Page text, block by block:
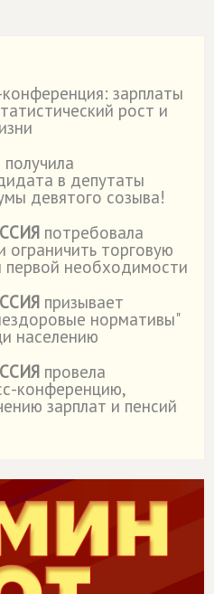
зарплаты
рост и
в депутаты
девятого созыва!
потребовала
ограничить торговую
первой необходимости
призывает
нормативы"
населению
провела
конференцию,
зарплат и пенсий